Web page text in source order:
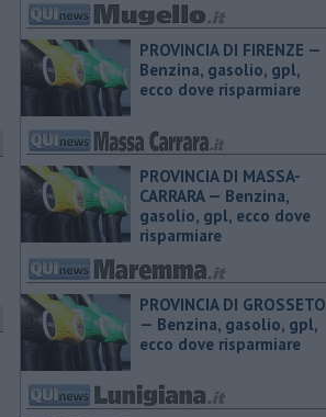
PROVINCIA DI FIRENZE — ​
Benzina, gasolio, gpl,
ecco dove risparmiare
PROVINCIA DI MASSA-
CARRARA — ​Benzina,
gasolio, gpl, ecco dove
risparmiare
PROVINCIA DI GROSSETO
— ​Benzina, gasolio, gpl,
ecco dove risparmiare